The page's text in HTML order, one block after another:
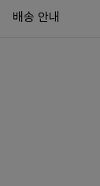
배송 안내